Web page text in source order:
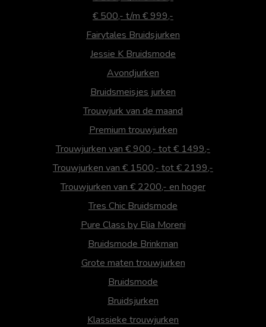
€ 500,- t/m € 999,-
Fairytales Bruidsjurken
Jessie K Bruidsmode
Avondjurken
Bruidsmeisjes jurken
Trouwjurk van de maand
Premium trouwjurken
Trouwjurken van € 900,- tot € 1499,-
Trouwjurken van € 1500,- tot € 2199,-
Trouwjurken van € 2200,- en hoger
Tres Chic Bruidsmode
Pure Class by Elia Moreni
Bruidsmode Brinkman
Grote maten trouwjurken
Bruidsmode
Bruidsjurken
Klassieke trouwjurken